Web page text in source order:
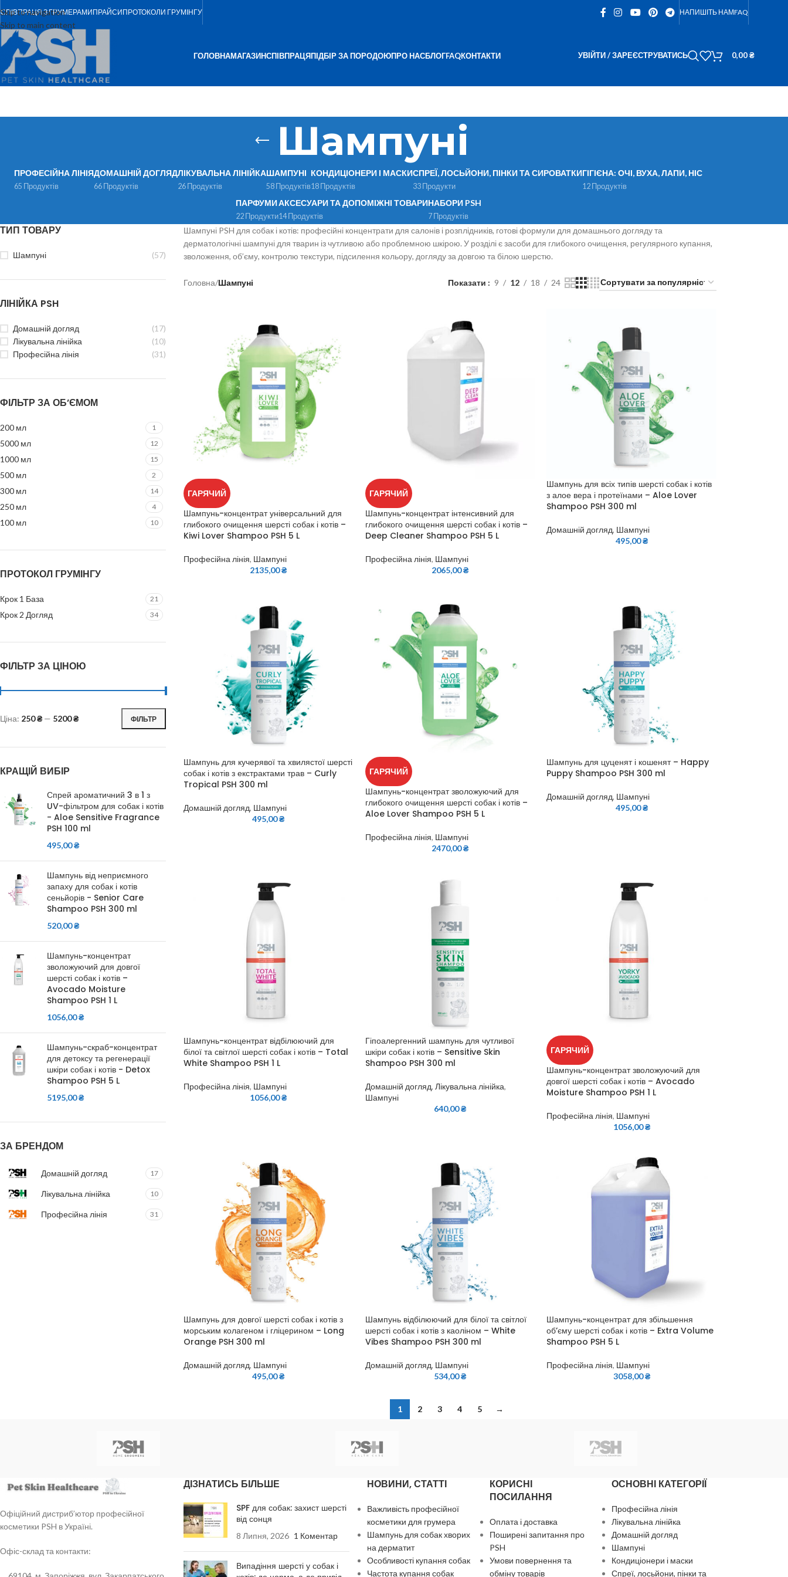
Skip to navigation
Skip to main content
СПІВПРАЦЯ З ГРУМЕРАМИПРАЙСИПРОТОКОЛИ ГРУМІНГУ НАПИШІТЬ НАМFAQ
ГОЛОВНАМАГАЗИНСПІВПРАЦЯПІДБІР ЗА ПОРОДОЮПРО НАСБЛОГFAQКОНТАКТИ УВІЙТИ / ЗАРЕЄСТРУВАТИСЬ 0,00₴
Шампуні
ПРОФЕСІЙНА ЛІНІЯ
65 Продуктів
ДОМАШНІЙ ДОГЛЯД
66 Продуктів
ЛІКУВАЛЬНА ЛІНІЙКА
26 Продуктів
ШАМПУНІ
58 Продуктів
КОНДИЦІОНЕРИ І МАСКИ
18 Продуктів
СПРЕЇ, ЛОСЬЙОНИ, ПІНКИ ТА СИРОВАТКИ
33 Продукти
ГІГІЄНА: ОЧІ, ВУХА, ЛАПИ, НІС
12 Продуктів
ПАРФУМИ
22 Продукти
АКСЕСУАРИ ТА ДОПОМІЖНІ ТОВАРИ
14 Продуктів
НАБОРИ PSH
7 Продуктів
ТИП ТОВАРУ
Шампуні (57)
ЛІНІЙКА PSH
Домашній догляд
(17)
Лікувальна лінійка
(10)
Професійна лінія
(31)
ФІЛЬТР ЗА ОБ’ЄМОМ
200 мл 1
5000 мл 12
1000 мл 15
500 мл 2
300 мл 14
250 мл 4
100 мл 10
ПРОТОКОЛ ГРУМІНГУ
Крок 1 База 21
Крок 2 Догляд 34
ФІЛЬТР ЗА ЦІНОЮ
ФІЛЬТР
Ціна: 250 ₴ — 5200 ₴
КРАЩІЙ ВИБІР
Спрей ароматичний 3 в 1 з
UV-фільтром для собак і котів
- Aloe Sensitive Fragrance
PSH 100 ml
495,00₴
Шампунь від неприємного
запаху для собак і котів
сеньйорів - Senior Care
Shampoo PSH 300 ml
520,00₴
Шампунь-концентрат
зволожуючий для довгої
шерсті собак і котів –
Avocado Moisture
Shampoo PSH 1 L
1056,00₴
Шампунь-скраб-концентрат
для детоксу та регенерації
шкіри собак і котів - Detox
Shampoo PSH 5 L
5195,00₴
ЗА БРЕНДОМ
Домашній догляд 17
Лікувальна лінійка 10
Професійна лінія 31
Шампуні PSH для собак і котів: професійні концентрати для салонів і розплідників, готові формули для домашнього догляду та
дерматологічні шампуні для тварин із чутливою або проблемною шкірою. У розділі є засоби для глибокого очищення, регулярного купання,
зволоження, об’єму, контролю текстури, підсилення кольору, догляду за довгою та білою шерстю.
Головна/Шампуні Показати 9 12 18 24
ГАРЯЧИЙ
Шампунь-концентрат універсальний для
глибокого очищення шерсті собак і котів –
Kiwi Lover Shampoo PSH 5 L
Професійна лінія, Шампуні
2135,00₴
ГАРЯЧИЙ
Шампунь-концентрат інтенсивний для
глибокого очищення шерсті собак і котів –
Deep Cleaner Shampoo PSH 5 L
Професійна лінія, Шампуні
2065,00₴
Шампунь для всіх типів шерсті собак і котів
з алое вера і протеїнами – Aloe Lover
Shampoo PSH 300 ml
Домашній догляд, Шампуні
495,00₴
Шампунь для кучерявої та хвилястої шерсті
собак і котів з екстрактами трав – Curly
Tropical PSH 300 ml
Домашній догляд, Шампуні
495,00₴
ГАРЯЧИЙ
Шампунь-концентрат зволожуючий для
глибокого очищення шерсті собак і котів –
Aloe Lover Shampoo PSH 5 L
Професійна лінія, Шампуні
2470,00₴
Шампунь для цуценят і кошенят – Happy
Puppy Shampoo PSH 300 ml
Домашній догляд, Шампуні
495,00₴
Шампунь-концентрат відбілюючий для
білої та світлої шерсті собак і котів – Total
White Shampoo PSH 1 L
Професійна лінія, Шампуні
1056,00₴
Гіпоалергенний шампунь для чутливої
шкіри собак і котів – Sensitive Skin
Shampoo PSH 300 ml
Домашній догляд, Лікувальна лінійка,
Шампуні
640,00₴
ГАРЯЧИЙ
Шампунь-концентрат зволожуючий для
довгої шерсті собак і котів – Avocado
Moisture Shampoo PSH 1 L
Професійна лінія, Шампуні
1056,00₴
Шампунь для довгої шерсті собак і котів з
морським колагеном і гліцерином – Long
Orange PSH 300 ml
Домашній догляд, Шампуні
495,00₴
Шампунь відбілюючий для білої та світлої
шерсті собак і котів з каоліном – White
Vibes Shampoo PSH 300 ml
Домашній догляд, Шампуні
534,00₴
Шампунь-концентрат для збільшення
об’єму шерсті собак і котів – Extra Volume
Shampoo PSH 5 L
Професійна лінія, Шампуні
3058,00₴
1 2 3 4 5 →
Офіційний дистриб’ютор професійної
косметики PSH в Україні.
Офіс-склад та контакти:
ДІЗНАТИСЬ БІЛЬШЕ
SPF для собак: захист шерсті
від сонця
8 Липня, 2026 1 Коментар
Випадіння шерсті у собак і
НОВИНИ, СТАТТІ
Важливість професійної
косметики для грумера
Шампунь для собак хворих
на дерматит
Особливості купання собак
Частота купання собак
КОРИСНІ
ПОСИЛАННЯ
Оплата і доставка
Поширені запитання про
PSH
Умови повернення та
обміну товарів
ОСНОВНІ КАТЕГОРІЇ
Професійна лінія
Лікувальна лінійка
Домашній догляд
Шампуні
Кондиціонери і маски
Спреї, лосьйони, пінки та